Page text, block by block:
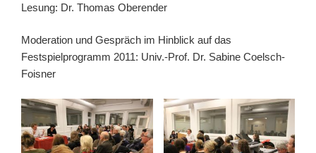
Lesung: Dr. Thomas Oberender
Moderation und Gespräch im Hinblick auf das
Festspielprogramm 2011: Univ.-Prof. Dr. Sabine Coelsch-
Foisner